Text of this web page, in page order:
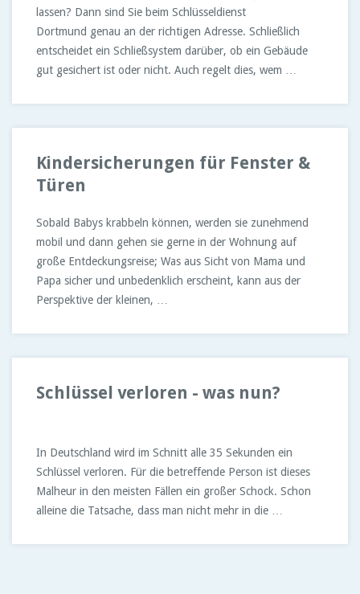
lassen? Dann sind Sie beim Schlüsseldienst
Dortmund genau an der richtigen Adresse. Schließlich
entscheidet ein Schließsystem darüber, ob ein Gebäude
gut gesichert ist oder nicht. Auch regelt dies, wem …
Kindersicherungen für Fenster &
Türen
Sobald Babys krabbeln können, werden sie zunehmend
mobil und dann gehen sie gerne in der Wohnung auf
große Entdeckungsreise; Was aus Sicht von Mama und
Papa sicher und unbedenklich erscheint, kann aus der
Perspektive der kleinen, …
Schlüssel verloren - was nun?
In Deutschland wird im Schnitt alle 35 Sekunden ein
Schlüssel verloren. Für die betreffende Person ist dieses
Malheur in den meisten Fällen ein großer Schock. Schon
alleine die Tatsache, dass man nicht mehr in die …